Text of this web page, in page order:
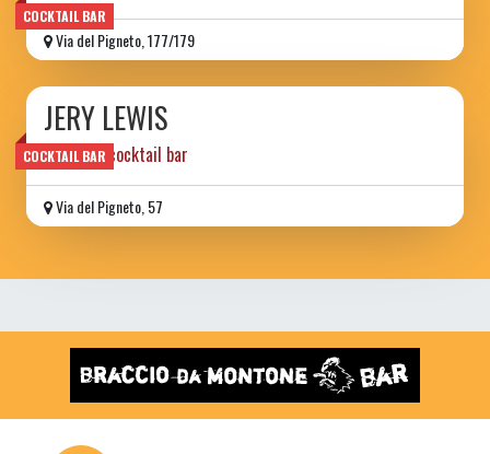
COCKTAIL BAR
Via del Pigneto, 177/179
COCKTAIL BAR
JERY LEWIS
birreria | cocktail bar
Via del Pigneto, 57